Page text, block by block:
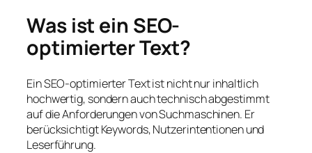
Was ist ein SEO-
optimierter Text?
Ein SEO-optimierter Text ist nicht nur inhaltlich
hochwertig, sondern auch technisch abgestimmt
auf die Anforderungen von Suchmaschinen. Er
berücksichtigt Keywords, Nutzerintentionen und
Leserführung.